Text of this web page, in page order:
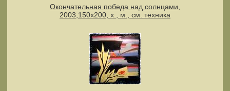
Окончательная победа над солнцами,
2003,150х200, х., м., см. техника